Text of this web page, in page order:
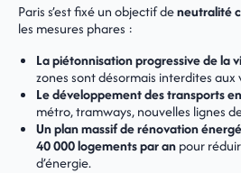
Paris s’est fixé un objectif deneutralité
les mesures phares :
La piétonnisation progressive de la
zones sont désormais interdites aux
Le développement des transports
métro, tramways, nouvelles lignes
Un plan massif de rénovation
40 000 logements par anpour
d’énergie.